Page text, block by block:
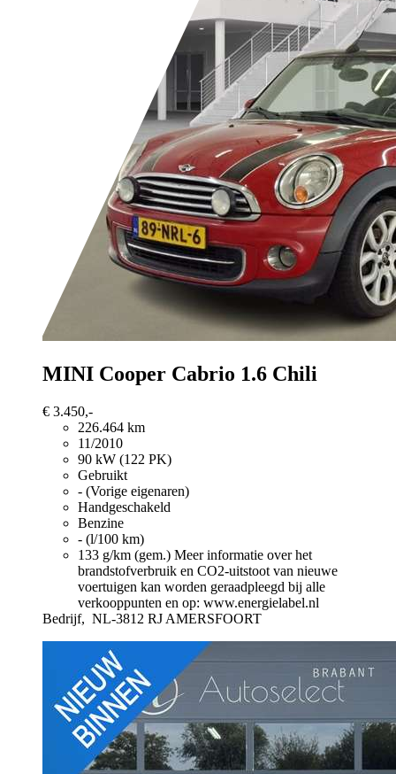
MINI Cooper Cabrio 1.6 Chili
€ 3.450,-
226.464 km
11/2010
90 kW (122 PK)
Gebruikt
- (Vorige eigenaren)
Handgeschakeld
Benzine
- (l/100 km)
133 g/km (gem.) Meer informatie over het
brandstofverbruik en CO2-uitstoot van nieuwe
voertuigen kan worden geraadpleegd bij alle
verkooppunten en op: www.energielabel.nl
Bedrijf, NL-3812 RJ AMERSFOORT